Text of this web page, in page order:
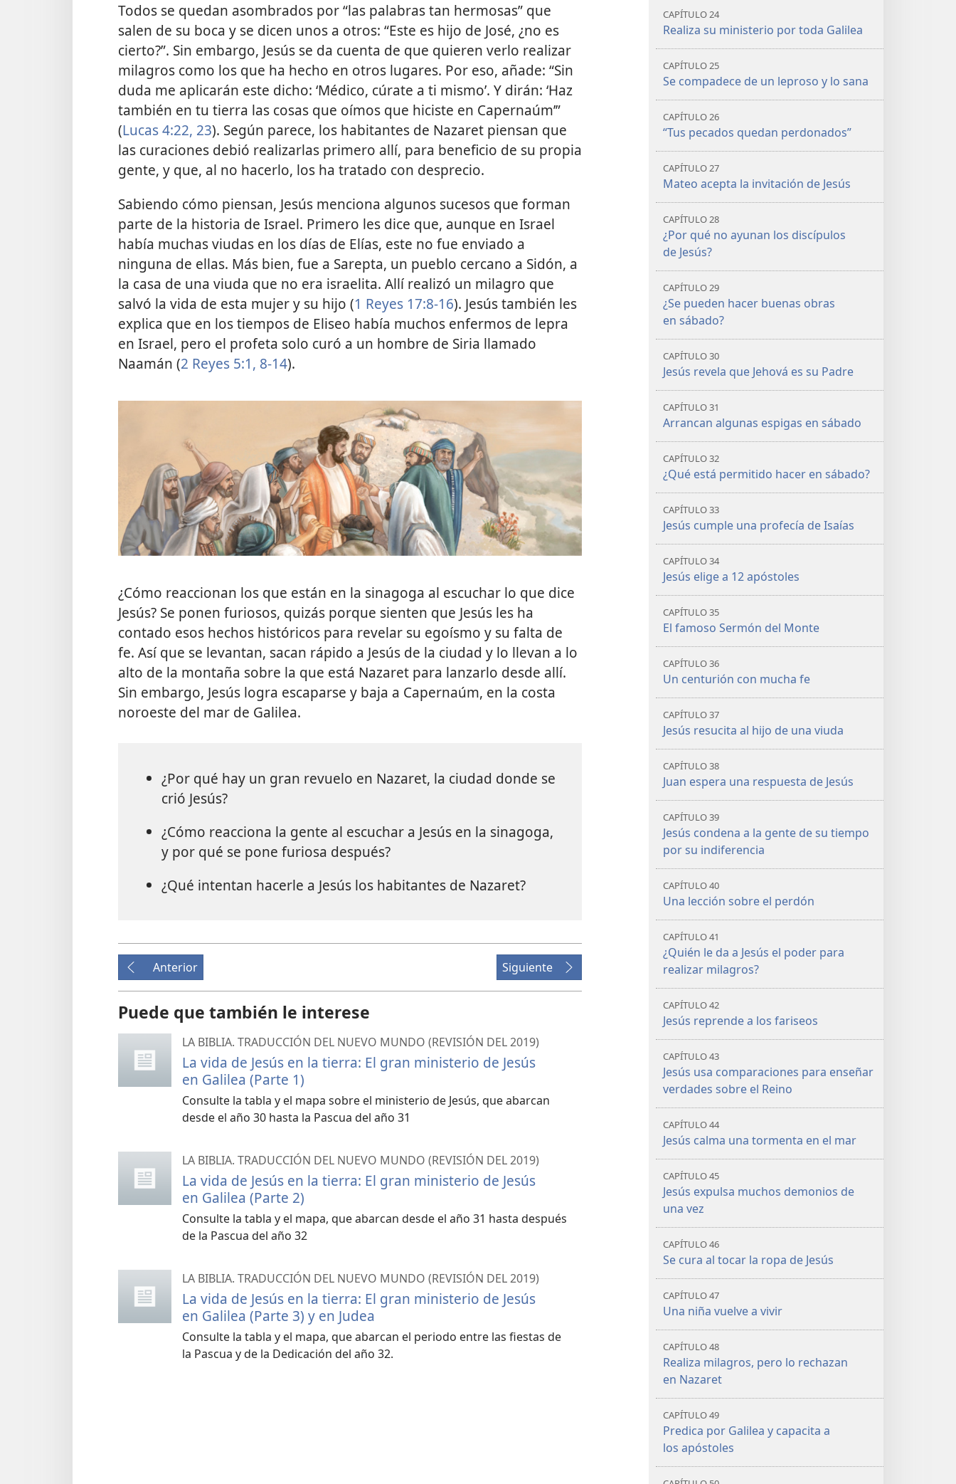
Todos se quedan asombrados por “las palabras tan hermosas” que
salen de su boca y se dicen unos a otros: “Este es hijo de José, ¿no es
cierto?”. Sin embargo, Jesús se da cuenta de que quieren verlo realizar
milagros como los que ha hecho en otros lugares. Por eso, añade: “Sin
duda me aplicarán este dicho: ‘Médico, cúrate a ti mismo’. Y dirán: ‘Haz
también en tu tierra las cosas que oímos que hiciste en Capernaúm’”
(Lucas 4:22, 23). Según parece, los habitantes de Nazaret piensan que
las curaciones debió realizarlas primero allí, para beneficio de su propia
gente, y que, al no hacerlo, los ha tratado con desprecio.
Sabiendo cómo piensan, Jesús menciona algunos sucesos que forman
parte de la historia de Israel. Primero les dice que, aunque en Israel
había muchas viudas en los días de Elías, este no fue enviado a
ninguna de ellas. Más bien, fue a Sarepta, un pueblo cercano a Sidón, a
la casa de una viuda que no era israelita. Allí realizó un milagro que
salvó la vida de esta mujer y su hijo (1 Reyes 17:8-16). Jesús también les
explica que en los tiempos de Eliseo había muchos enfermos de lepra
en Israel, pero el profeta solo curó a un hombre de Siria llamado
Naamán (2 Reyes 5:1, 8-14).
¿Cómo reaccionan los que están en la sinagoga al escuchar lo que dice
Jesús? Se ponen furiosos, quizás porque sienten que Jesús les ha
contado esos hechos históricos para revelar su egoísmo y su falta de
fe. Así que se levantan, sacan rápido a Jesús de la ciudad y lo llevan a lo
alto de la montaña sobre la que está Nazaret para lanzarlo desde allí.
Sin embargo, Jesús logra escaparse y baja a Capernaúm, en la costa
noroeste del mar de Galilea.
¿Por qué hay un gran revuelo en Nazaret, la ciudad donde se
crió Jesús?
¿Cómo reacciona la gente al escuchar a Jesús en la sinagoga,
y por qué se pone furiosa después?
¿Qué intentan hacerle a Jesús los habitantes de Nazaret?
Anterior Siguiente
Puede que también le interese
LA BIBLIA. TRADUCCIÓN DEL NUEVO MUNDO (REVISIÓN DEL 2019)
La vida de Jesús en la tierra: El gran ministerio de Jesús
en Galilea (Parte 1)
Consulte la tabla y el mapa sobre el ministerio de Jesús, que abarcan
desde el año 30 hasta la Pascua del año 31
LA BIBLIA. TRADUCCIÓN DEL NUEVO MUNDO (REVISIÓN DEL 2019)
La vida de Jesús en la tierra: El gran ministerio de Jesús
en Galilea (Parte 2)
Consulte la tabla y el mapa, que abarcan desde el año 31 hasta después
de la Pascua del año 32
LA BIBLIA. TRADUCCIÓN DEL NUEVO MUNDO (REVISIÓN DEL 2019)
La vida de Jesús en la tierra: El gran ministerio de Jesús
en Galilea (Parte 3) y en Judea
Consulte la tabla y el mapa, que abarcan el periodo entre las fiestas de
la Pascua y de la Dedicación del año 32.
CAPÍTULO 24
Realiza su ministerio por toda Galilea
CAPÍTULO 25
Se compadece de un leproso y lo sana
CAPÍTULO 26
“Tus pecados quedan perdonados”
CAPÍTULO 27
Mateo acepta la invitación de Jesús
CAPÍTULO 28
¿Por qué no ayunan los discípulos
de Jesús?
CAPÍTULO 29
¿Se pueden hacer buenas obras
en sábado?
CAPÍTULO 30
Jesús revela que Jehová es su Padre
CAPÍTULO 31
Arrancan algunas espigas en sábado
CAPÍTULO 32
¿Qué está permitido hacer en sábado?
CAPÍTULO 33
Jesús cumple una profecía de Isaías
CAPÍTULO 34
Jesús elige a 12 apóstoles
CAPÍTULO 35
El famoso Sermón del Monte
CAPÍTULO 36
Un centurión con mucha fe
CAPÍTULO 37
Jesús resucita al hijo de una viuda
CAPÍTULO 38
Juan espera una respuesta de Jesús
CAPÍTULO 39
Jesús condena a la gente de su tiempo
por su indiferencia
CAPÍTULO 40
Una lección sobre el perdón
CAPÍTULO 41
¿Quién le da a Jesús el poder para
realizar milagros?
CAPÍTULO 42
Jesús reprende a los fariseos
CAPÍTULO 43
Jesús usa comparaciones para enseñar
verdades sobre el Reino
CAPÍTULO 44
Jesús calma una tormenta en el mar
CAPÍTULO 45
Jesús expulsa muchos demonios de
una vez
CAPÍTULO 46
Se cura al tocar la ropa de Jesús
CAPÍTULO 47
Una niña vuelve a vivir
CAPÍTULO 48
Realiza milagros, pero lo rechazan
en Nazaret
CAPÍTULO 49
Predica por Galilea y capacita a
los apóstoles